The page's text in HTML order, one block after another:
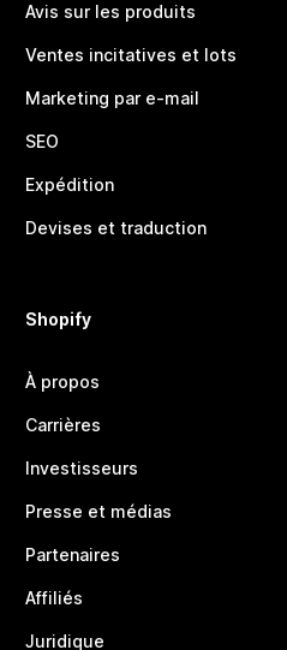
Avis sur les produits
Ventes incitatives et lots
Marketing par e-mail
SEO
Expédition
Devises et traduction
Shopify
À propos
Carrières
Investisseurs
Presse et médias
Partenaires
Affiliés
Juridique